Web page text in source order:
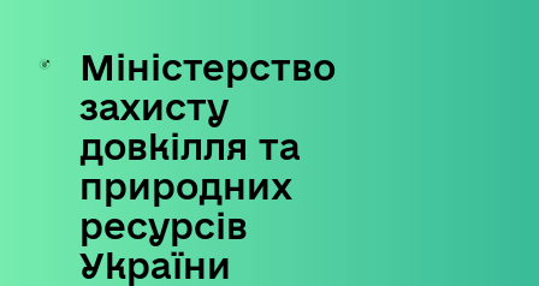
Skip
content
Міністерство
захисту
довкілля та
природних
ресурсів
України